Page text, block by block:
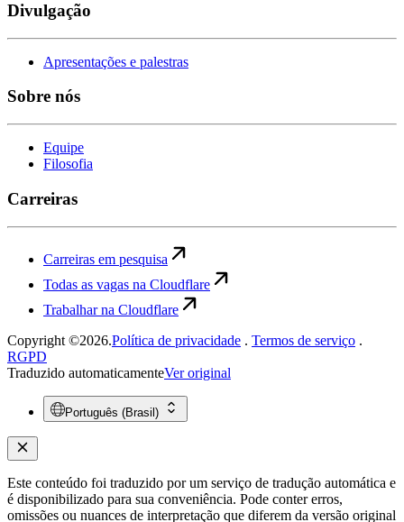
Divulgação
Apresentações e palestras
Sobre nós
Equipe
Filosofia
Carreiras
Carreiras em pesquisa
Todas as vagas na Cloudflare
Trabalhar na Cloudflare
Copyright ©2026.Política de privacidade . Termos de serviço .
RGPD
Traduzido automaticamenteVer original
Português (Brasil)
Este conteúdo foi traduzido por um serviço de tradução automática e
é disponibilizado para sua conveniência. Pode conter erros,
omissões ou nuances de interpretação que diferem da versão original